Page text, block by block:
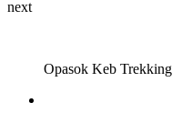
next
Opasok Keb Trekking